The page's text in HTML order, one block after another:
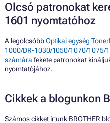
Olcsó patronokat
1601 nyomtatóhoz
A legolcsóbbOptikai egység
1000/DR-1030/1050/1070/1075/
számára fekete patronokat
nyomtatójához.
Cikkek a blogunkon
Számos cikket írtunk BROTHER